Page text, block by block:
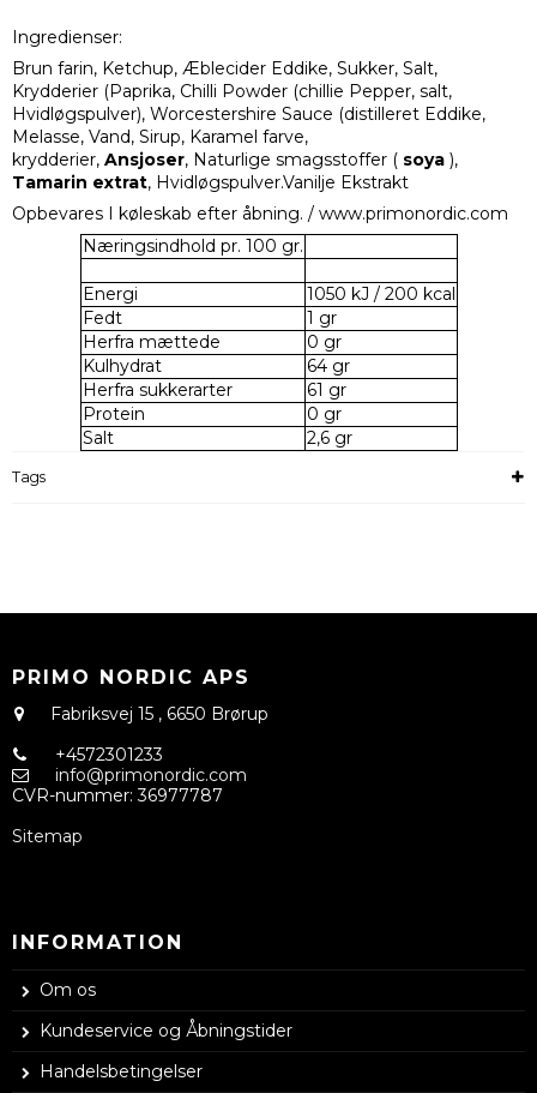
Ingredienser:
Brun farin, Ketchup, Æblecider Eddike, Sukker, Salt,
Krydderier (Paprika, Chilli Powder (chillie Pepper, salt,
Hvidløgspulver), Worcestershire Sauce (distilleret Eddike,
Melasse, Vand, Sirup, Karamel farve,
krydderier, Ansjoser, Naturlige smagsstoffer ( soya ),
Tamarin extrat, Hvidløgspulver.Vanilje Ekstrakt
Opbevares I køleskab efter åbning. / www.primonordic.com
Næringsindhold pr. 100 gr.
Energi
1050 kJ / 200 kcal
Fedt
1 gr
Herfra mættede
0 gr
Kulhydrat
64 gr
Herfra sukkerarter
61 gr
Protein
0 gr
Salt
2,6 gr
Tags
PRIMO NORDIC APS
Fabriksvej 15 , 6650 Brørup
+4572301233
info@primonordic.com
CVR-nummer: 36977787
Sitemap
INFORMATION
Om os
Kundeservice og Åbningstider
Handelsbetingelser